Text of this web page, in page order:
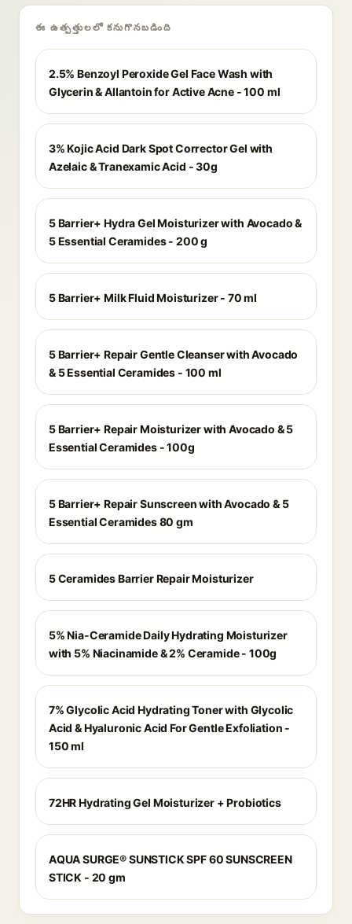
ఈ ఉత్పత్తులలో కనుగొనబడింది
2.5% Benzoyl Peroxide Gel Face Wash with
Glycerin & Allantoin for Active Acne - 100 ml
3% Kojic Acid Dark Spot Corrector Gel with
Azelaic & Tranexamic Acid - 30g
5 Barrier+ Hydra Gel Moisturizer with Avocado &
5 Essential Ceramides - 200 g
5 Barrier+ Milk Fluid Moisturizer - 70 ml
5 Barrier+ Repair Gentle Cleanser with Avocado
& 5 Essential Ceramides - 100 ml
5 Barrier+ Repair Moisturizer with Avocado & 5
Essential Ceramides - 100g
5 Barrier+ Repair Sunscreen with Avocado & 5
Essential Ceramides 80 gm
5 Ceramides Barrier Repair Moisturizer
5% Nia-Ceramide Daily Hydrating Moisturizer
with 5% Niacinamide & 2% Ceramide - 100g
7% Glycolic Acid Hydrating Toner with Glycolic
Acid & Hyaluronic Acid For Gentle Exfoliation -
150 ml
72HR Hydrating Gel Moisturizer + Probiotics
AQUA SURGE® SUNSTICK SPF 60 SUNSCREEN
STICK - 20 gm